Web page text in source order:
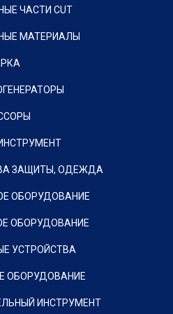
ЧАСТИ CUT
МАТЕРИАЛЫ
ЗАЩИТЫ, ОДЕЖДА
ОБОРУДОВАНИЕ
ОБОРУДОВАНИЕ
УСТРОЙСТВА
ОБОРУДОВАНИЕ
ИНСТРУМЕНТ